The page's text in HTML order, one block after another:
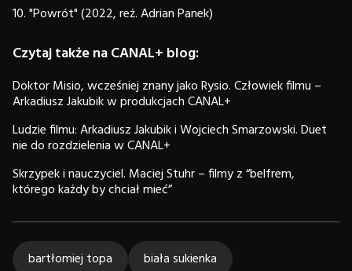
10. "Powrót" (2022, reż. Adrian Panek)
Czytaj także na CANAL+ blog:
Doktor Misio, wcześniej znany jako Rysio. Człowiek filmu –
Arkadiusz Jakubik w produkcjach CANAL+
Ludzie filmu: Arkadiusz Jakubik i Wojciech Smarzowski. Duet
nie do rozdzielenia w CANAL+
Skrzypek i nauczyciel. Maciej Stuhr – filmy z “belfrem,
którego każdy by chciał mieć”
bartłomiej topa
biała sukienka